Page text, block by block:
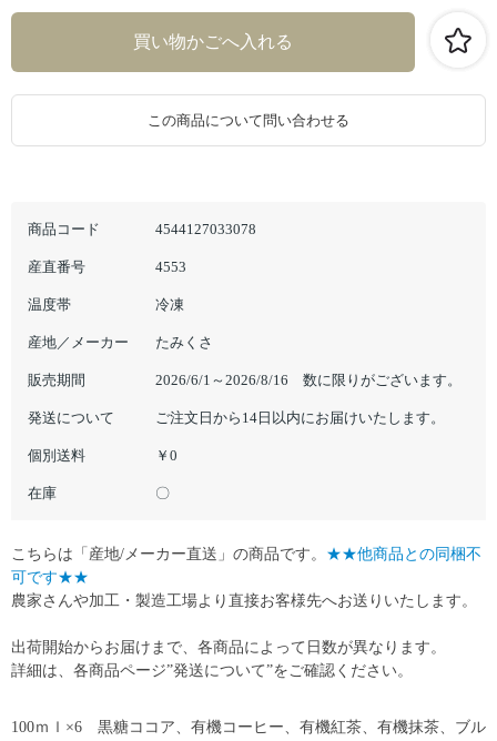
商品コード 4544127033078
産直番号 4553
温度帯 冷凍
産地／メーカー たみくさ
販売期間 2026/6/1～2026/8/16 数に限りがございます。
発送について ご注文日から14日以内にお届けいたします。
個別送料 ￥0
在庫 〇
この商品について問い合わせる
100ｍｌ×6 黒糖ココア、有機コーヒー、有機紅茶、有機抹茶、ブル
こちらは「産地/メーカー直送」の商品です。 ★★他商品との同梱不
可です★★
農家さんや加工・製造工場より直接お客様先へお送りいたします。
出荷開始からお届けまで、各商品によって日数が異なります。
詳細は、各商品ページ”発送について”をご確認ください。